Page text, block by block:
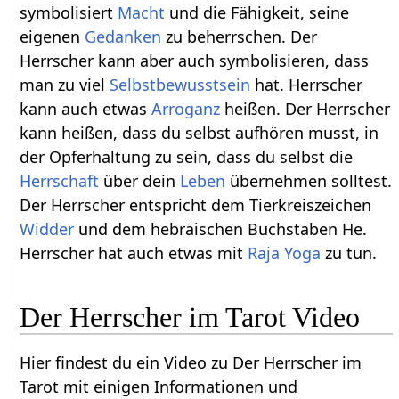
symbolisiert Macht und die Fähigkeit, seine
eigenen Gedanken zu beherrschen. Der
Herrscher kann aber auch symbolisieren, dass
man zu viel Selbstbewusstsein hat. Herrscher
kann auch etwasArroganz heißen. Der Herrscher
kann heißen, dass du selbst aufhören musst, in
der Opferhaltung zu sein, dass du selbst die
Herrschaft über dein Leben übernehmen solltest.
Der Herrscher entspricht dem Tierkreiszeichen
Widder und dem hebräischen Buchstaben He.
Herrscher hat auch etwas mit Raja Yoga zu tun.
Der Herrscher im Tarot Video
Hier findest du ein Video zu Der Herrscher im
Tarot mit einigen Informationen und